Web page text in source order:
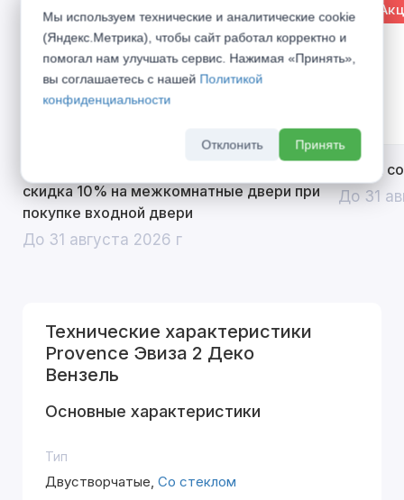
% Акция
скидка 10% на межкомнатные двери при
покупке входной двери
До 31 августа 2026 г
%
Divilux
До 31
Технические характеристики
Provence Эвиза 2 Деко
Вензель
Основные характеристики
Тип
Двустворчатые, Со стеклом
Мы используем технические и аналитические cookie
(Яндекс.Метрика), чтобы сайт работал корректно и
помогал нам улучшать сервис. Нажимая «Принять»,
вы соглашаетесь с нашей Политикой
конфиденциальности
Отклонить Принять